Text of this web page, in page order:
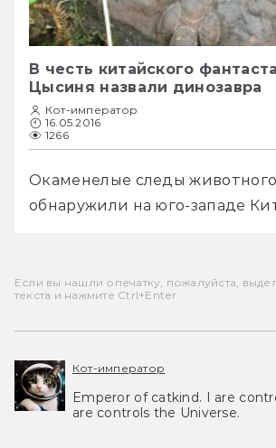
В честь китайского
Цысиня назвали динозавра
Кот-император
16.05.2016
1266
Окаменелые следы животного
обнаружили на юго-западе
Если вы нашли опечатку, пожалуйста,
текста и нажмите Ctrl+Enter.
Кот-император
Emperor of catkind. I are
are controls the Universe.